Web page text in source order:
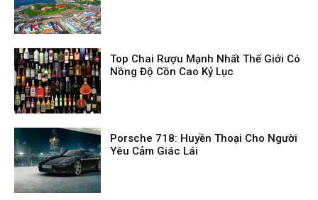
Top Chai Rượu Mạnh Nhất Thế Giới Có
Nồng Độ Cồn Cao Kỷ Lục
Porsche 718: Huyền Thoại Cho Người
Yêu Cảm Giác Lái